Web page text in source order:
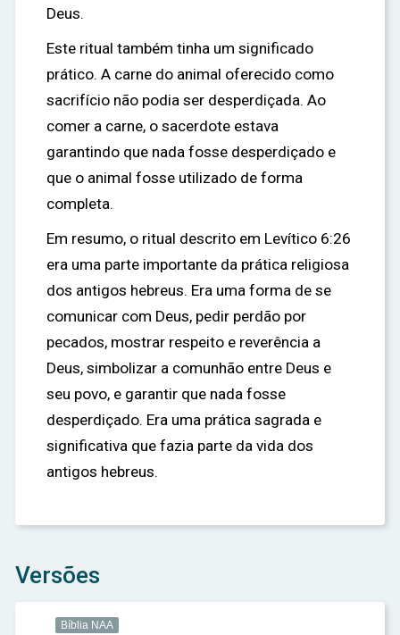
Deus.
Este ritual também tinha um significado
prático. A carne do animal oferecido como
sacrifício não podia ser desperdiçada. Ao
comer a carne, o sacerdote estava
garantindo que nada fosse desperdiçado e
que o animal fosse utilizado de forma
completa.
Em resumo, o ritual descrito em Levítico 6:26
era uma parte importante da prática religiosa
dos antigos hebreus. Era uma forma de se
comunicar com Deus, pedir perdão por
pecados, mostrar respeito e reverência a
Deus, simbolizar a comunhão entre Deus e
seu povo, e garantir que nada fosse
desperdiçado. Era uma prática sagrada e
significativa que fazia parte da vida dos
antigos hebreus.
Versões
Bíblia NAA